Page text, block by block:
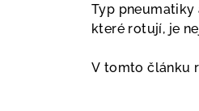
Typ pneumatiky
které rotují, je
V tomto článku